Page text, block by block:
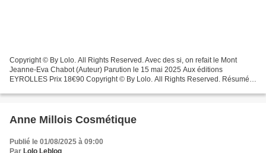
Copyright © By Lolo. All Rights Reserved. Avec des si, on refait le Mont
Jeanne-Eva Chabot (Auteur) Parution le 15 mai 2025 Aux éditions
EYROLLES Prix 18€90 Copyright © By Lolo. All Rights Reserved. Résumé :
Anne Millois Cosmétique
Publié le 01/08/2025 à 09:00
Par Lolo Leblog